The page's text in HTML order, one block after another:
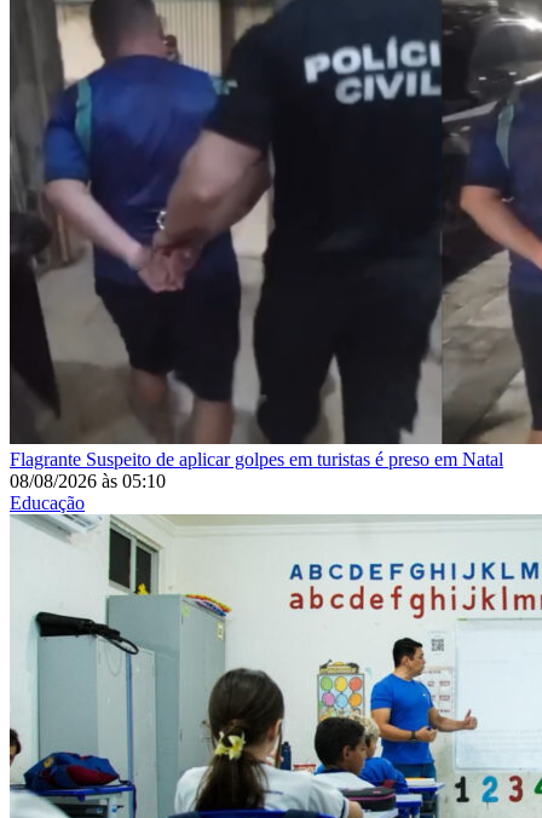
Flagrante Suspeito de aplicar golpes em turistas é preso em Natal
08/08/2026 às 05:10
Educação